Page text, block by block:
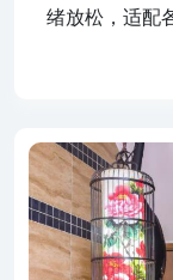
绪放松，适配